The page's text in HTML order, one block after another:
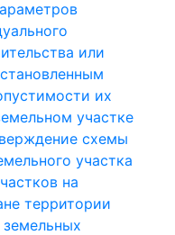
или
их
участке
схемы
участка
на
территории